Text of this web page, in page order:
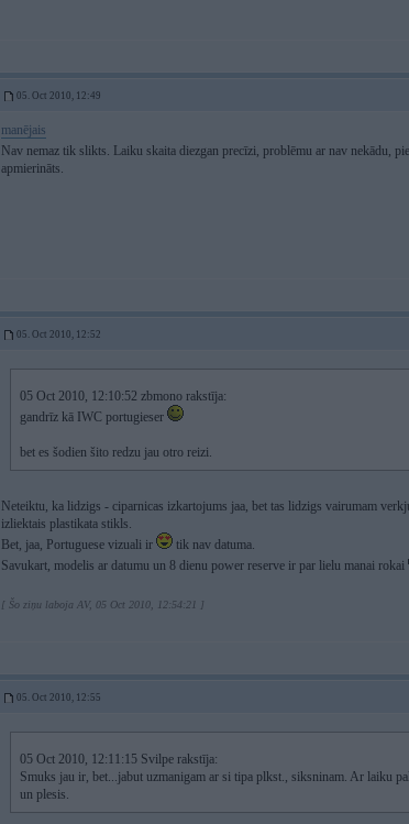
05. Oct 2010, 12:49
manējais
Nav nemaz tik slikts. Laiku skaita diezgan precīzi, problēmu ar nav nekādu,
apmierināts.
05. Oct 2010, 12:52
05 Oct 2010, 12:10:52 zbmono rakstīja:
gandrīz kā IWC portugieser
bet es šodien šito redzu jau otro reizi.
Neteiktu, ka lidzigs - ciparnicas izkartojums jaa, bet tas lidzigs vairumam
izliektais plastikata stikls.
Bet, jaa, Portuguese vizuali ir
tik nav datuma.
Savukart, modelis ar datumu un 8 dienu power reserve ir par lielu manai rokai
[ Šo ziņu laboja AV, 05 Oct 2010, 12:54:21 ]
05. Oct 2010, 12:55
05 Oct 2010, 12:11:15 Svilpe rakstīja:
Smuks jau ir, bet...jabut uzmanigam ar si tipa plkst., siksninam. Ar laiku
un plesis.